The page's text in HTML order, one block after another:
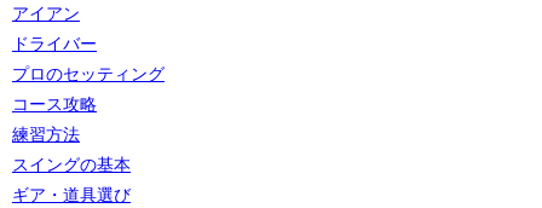
アイアン
ドライバー
プロのセッティング
コース攻略
練習方法
スイングの基本
ギア・道具選び